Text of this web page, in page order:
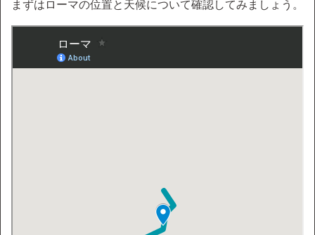
まずはローマの位置と天候について確認してみましょう。